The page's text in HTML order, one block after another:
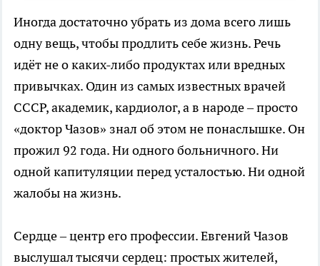
Иногда достаточно убрать из дома всего лишь
одну вещь, чтобы продлить себе жизнь. Речь
идёт не о каких-либо продуктах или вредных
привычках. Один из самых известных врачей
СССР, академик, кардиолог, а в народе – просто
«доктор Чазов» знал об этом не понаслышке. Он
прожил 92 года. Ни одного больничного. Ни
одной капитуляции перед усталостью. Ни одной
жалобы на жизнь.
Сердце – центр его профессии. Евгений Чазов
выслушал тысячи сердец: простых жителей,